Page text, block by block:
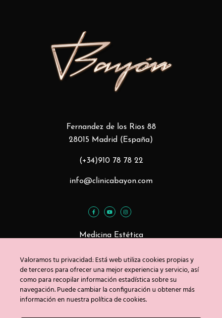
Fernandez de los Rios 88
28015 Madrid (España)
(+34)910 78 78 22
info@clinicabayon.com
Medicina Estética
Tratamientos Corporales
Blog
Valoramos tu privacidad: Está web utiliza cookies propias y
de terceros para ofrecer una mejor experiencia y servicio, así
como para recopilar información estadística sobre su
navegación. Puede cambiar la configuración u obtener más
información en nuestra política de cookies.